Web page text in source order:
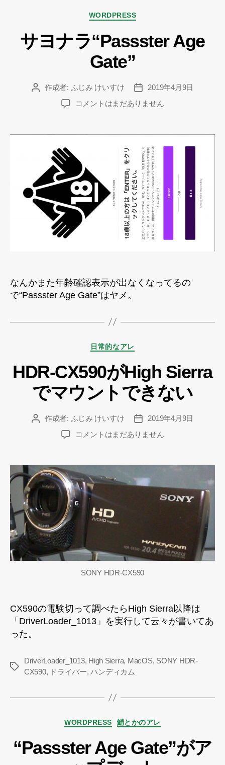
カ
ゴ
リ
ー
WORDPRESS
サヨナラ“Passster Age
Gate”
投 作成者: ふじみ けいすけ
投
稿
日
2019年4月9日
サ
ラ“Passster
Gate”
へ
の
コメントはまだありません
なんかまた年齢確認表示が出なくなってるの
で“Passster Age Gate”はヤメ。
カ
ゴ
リ
ー
日常的なアレ
HDR-CX590がHigh Sierra
でマウントできない
投 作成者: ふじみ けいすけ
投
稿
日
2019年4月9日
HDR-
High
Sierra
で
マ
き
い
コメントはまだありません
SONY HDR-CX590
CX590の電験切って調べたらHigh Sierra以降は
「DriverLoader_1013」を実行して云々が書いてあ
った。
タ
DriverLoader_1013, High Sierra, MacOS, SONY HDR-
CX590, ドライバー,ハンディカム
カ
ゴ
リ
WORDPRESS 鯖とかのアレ
“Passster Age Gate”がア